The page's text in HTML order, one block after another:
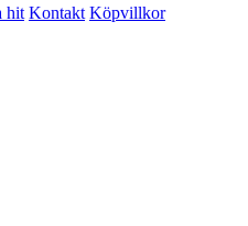
hit Kontakt Köpvillkor